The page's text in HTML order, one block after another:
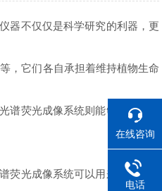
器不仅仅是科学研究的利器，更
，它们各自承担着维持植物生命
荧光成像系统则能够实时跟踪
光成像系统可以用来监测特定
在线咨询
电话